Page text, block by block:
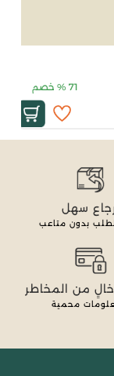
71
% خصم
سهل
بدون متاعب
من المخاطر
محمية